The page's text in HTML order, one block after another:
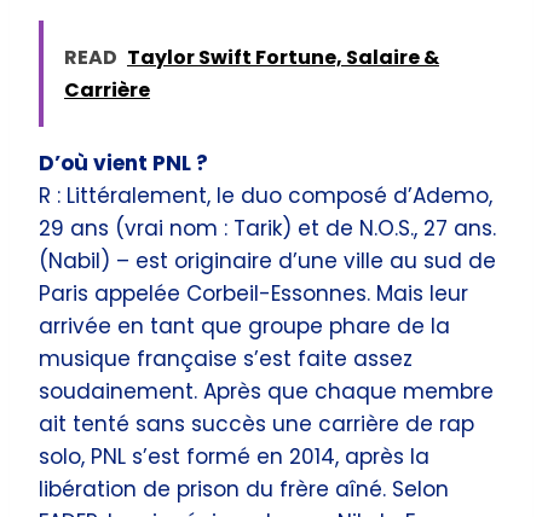
READ Taylor Swift Fortune, Salaire &
Carrière
D’où vient PNL ?
R : Littéralement, le duo composé d’Ademo,
29 ans (vrai nom : Tarik) et de N.O.S., 27 ans.
(Nabil) – est originaire d’une ville au sud de
Paris appelée Corbeil-Essonnes. Mais leur
arrivée en tant que groupe phare de la
musique française s’est faite assez
soudainement. Après que chaque membre
ait tenté sans succès une carrière de rap
solo, PNL s’est formé en 2014, après la
libération de prison du frère aîné. Selon